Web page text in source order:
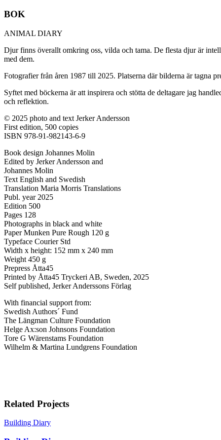
BOK
ANIMAL DIARY
Djur finns överallt omkring oss, vilda och tama. De flesta djur är
med dem.
Fotografier från åren 1987 till 2025. Platserna där bilderna är tagna
Syftet med böckerna är att inspirera och stötta de deltagare jag
och reflektion.
© 2025 photo and text Jerker Andersson
First edition, 500 copies
ISBN 978-91-982143-6-9
Book design Johannes Molin
Edited by Jerker Andersson and
Johannes Molin
Text English and Swedish
Translation Maria Morris Translations
Publ. year 2025
Edition 500
Pages 128
Photographs in black and white
Paper Munken Pure Rough 120 g
Typeface Courier Std
Width x height: 152 mm x 240 mm
Weight 450 g
Prepress Åtta45
Printed by Åtta45 Tryckeri AB, Sweden, 2025
Self published, Jerker Anderssons Förlag
With financial support from:
Swedish Authors´ Fund
The Längman Culture Foundation
Helge Ax:son Johnsons Foundation
Tore G Wärenstams Foundation
Wilhelm & Martina Lundgrens Foundation
Related Projects
Building Diary